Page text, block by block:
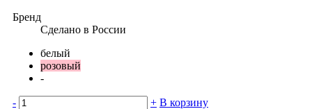
Бренд
Сделано в России
белый
розовый
-
- + В корзину